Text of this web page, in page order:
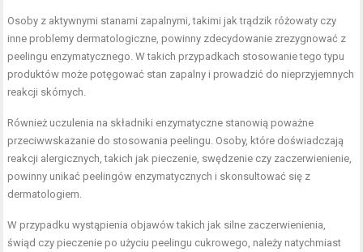
Osoby z aktywnymi stanami zapalnymi, takimi jak trądzik różowaty czy
inne problemy dermatologiczne, powinny zdecydowanie zrezygnować z
peelingu enzymatycznego. W takich przypadkach stosowanie tego typu
produktów może potęgować stan zapalny i prowadzić do nieprzyjemnych
reakcji skórnych.
Również uczulenia na składniki enzymatyczne stanowią poważne
przeciwwskazanie do stosowania peelingu. Osoby, które doświadczają
reakcji alergicznych, takich jak pieczenie, swędzenie czy zaczerwienienie,
powinny unikać peelingów enzymatycznych i skonsultować się z
dermatologiem.
W przypadku wystąpienia objawów takich jak silne zaczerwienienia,
świąd czy pieczenie po użyciu peelingu cukrowego, należy natychmiast